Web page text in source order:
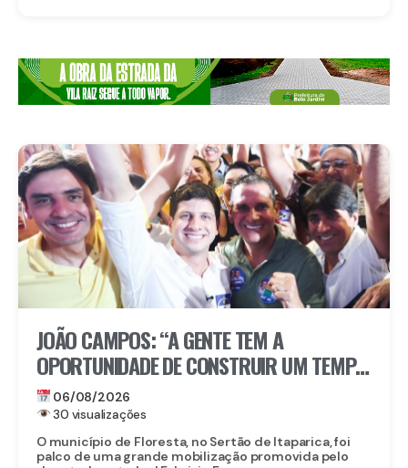
JOÃO CAMPOS: “A GENTE TEM A
OPORTUNIDADE DE CONSTRUIR UM TEMPO
BOM PELA FRENTE”
06/08/2026
30 visualizações
O município de Floresta, no Sertão de Itaparica, foi
palco de uma grande mobilização promovida pelo